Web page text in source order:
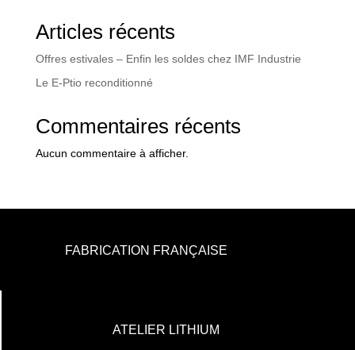
Articles récents
Offres estivales – Enfin les soldes chez IMF Industrie
Le E-Ptio reconditionné
Commentaires récents
Aucun commentaire à afficher.
FABRICATION FRANÇAISE
ATELIER LITHIUM